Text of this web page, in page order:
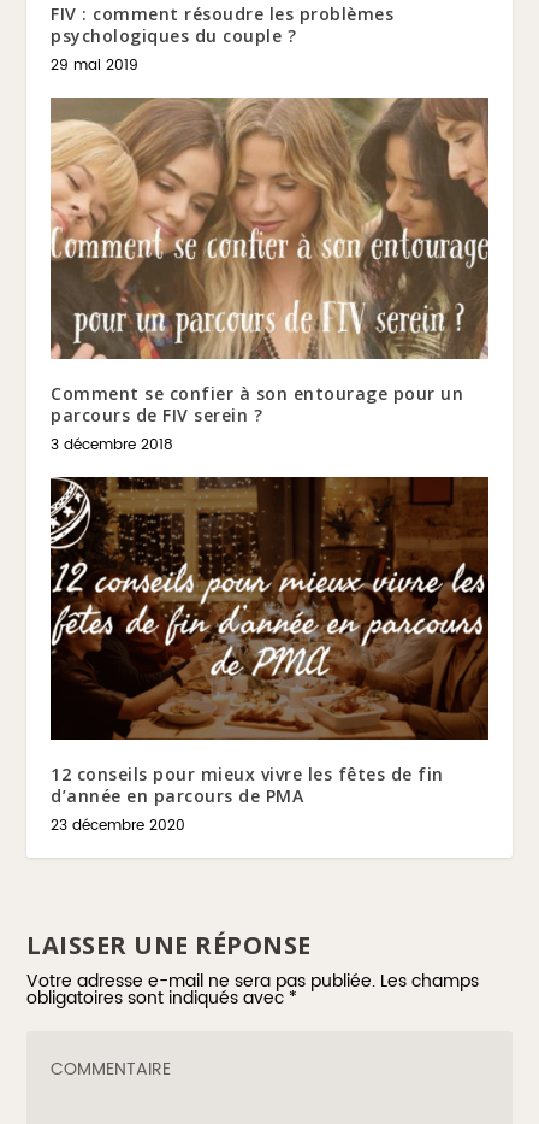
FIV : comment résoudre les problèmes
psychologiques du couple ?
29 mai 2019
Comment se confier à son entourage pour un
parcours de FIV serein ?
3 décembre 2018
12 conseils pour mieux vivre les fêtes de fin
d’année en parcours de PMA
23 décembre 2020
LAISSER UNE RÉPONSE
Votre adresse e-mail ne sera pas publiée. Les champs
obligatoires sont indiqués avec *